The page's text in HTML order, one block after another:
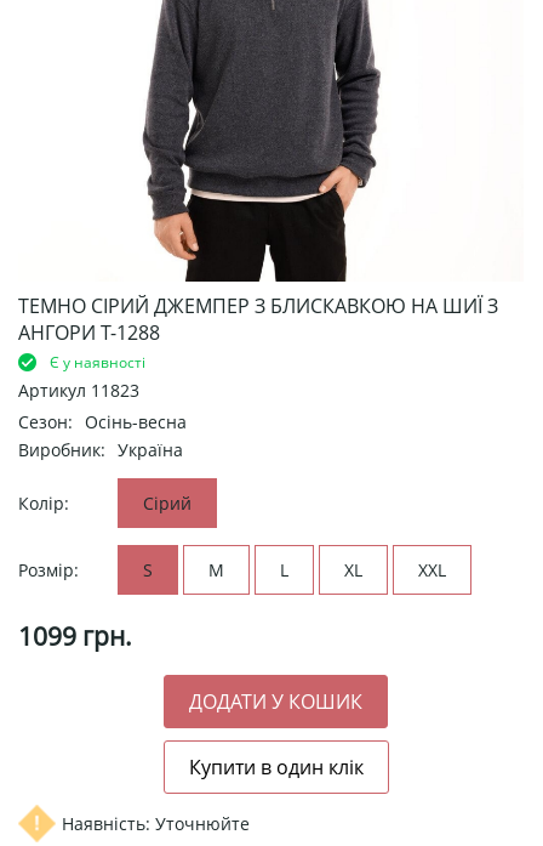
ТЕМНО СІРИЙ ДЖЕМПЕР З БЛИСКАВКОЮ НА ШИЇ З
АНГОРИ Т-1288
Є у наявності
Артикул 11823
Сезон: Осінь-весна
Виробник: Україна
Колір: Сірий
Розмір: S M L XL XXL
1099 грн.
Наявність: Уточнюйте